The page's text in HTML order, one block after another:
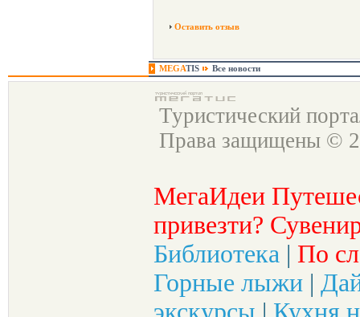
Оставить отзыв
MEGATIS Все новости
Туристический
Права защищены ©
МегаИдеи
привезти?
Библиотека | По
Горные лыжи |